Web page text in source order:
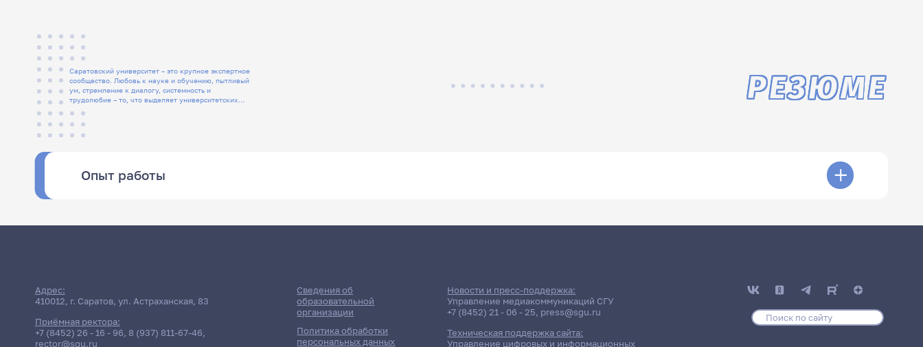
Саратовский университет – это крупное экспертное
сообщество. Любовь к науке и обучению, пытливый
ум, стремление к диалогу, системность и
трудолюбие – то, что выделяет университетских
РЕЗЮМЕ
Опыт работы
Адрес:
410012, г. Саратов, ул. Астраханская, 83
Приёмная ректора:
+7 (8452) 26 - 16 - 96, 8 (937) 811-67-46,
rector@sgu.ru
Сведения об
образовательной
организации
Политика обработки
персональных данных
Новости и пресс-поддержка:
Управление медиакоммуникаций СГУ
+7 (8452) 21 - 06 - 25, press@sgu.ru
Техническая поддержка сайта:
Управление цифровых и информационных